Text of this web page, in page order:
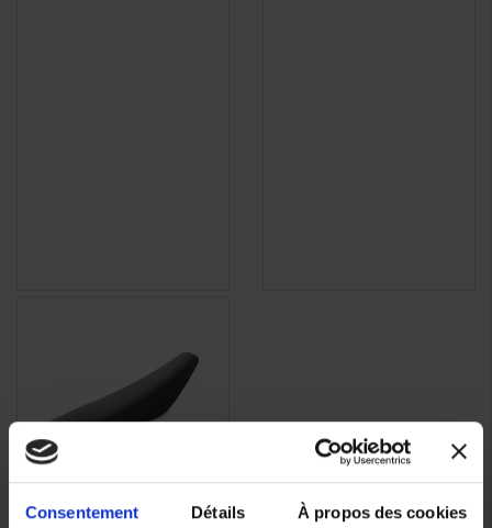
Consentement Détails À propos des cookies